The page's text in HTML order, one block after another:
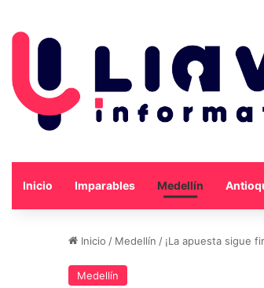
Inicio Imparables Medellín
Inicio / Medellín / ¡La apuesta sigue
Medellín